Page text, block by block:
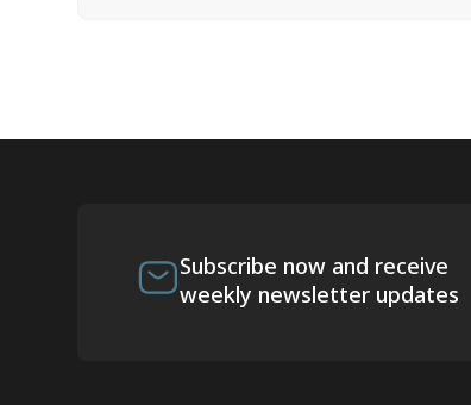
Subscribe now and receive
weekly newsletter updates